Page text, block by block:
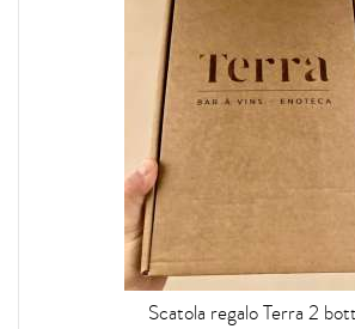
Scatola regalo Terra 2